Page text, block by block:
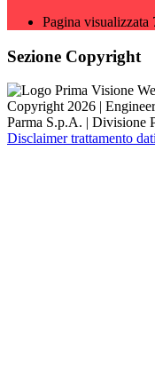
Pagina visualizzata
Sezione Copyright
Copyright 2026 |
Parma S.p.A. | Divisione
Disclaimer trattamento